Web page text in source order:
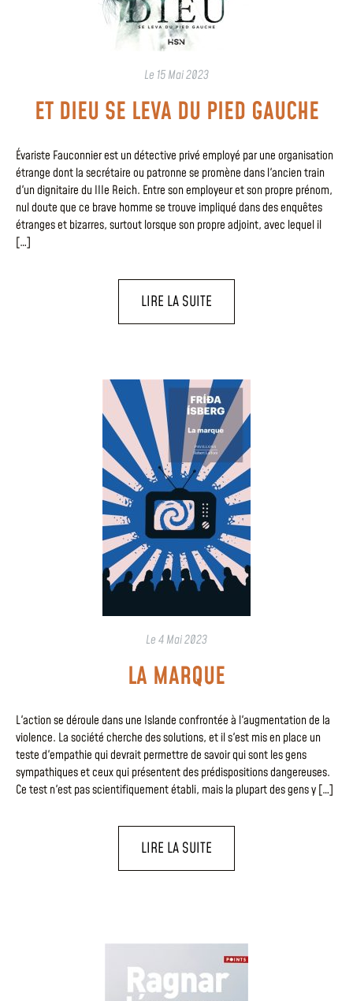
Le 15 Mai 2023
ET DIEU SE LEVA DU PIED GAUCHE
Évariste Fauconnier est un détective privé employé par une organisation
étrange dont la secrétaire ou patronne se promène dans l'ancien train
d'un dignitaire du IIIe Reich. Entre son employeur et son propre prénom,
nul doute que ce brave homme se trouve impliqué dans des enquêtes
étranges et bizarres, surtout lorsque son propre adjoint, avec lequel il
[…]
LIRE LA SUITE
Le4 Mai 2023
LA MARQUE
L'action se déroule dans une Islande confrontée à l'augmentation de la
violence. La société cherche des solutions, et il s'est mis en place un
teste d'empathie qui devrait permettre de savoir qui sont les gens
sympathiques et ceux qui présentent des prédispositions dangereuses.
Ce test n'est pas scientifiquement établi, mais la plupart des gens y […]
LIRE LA SUITE